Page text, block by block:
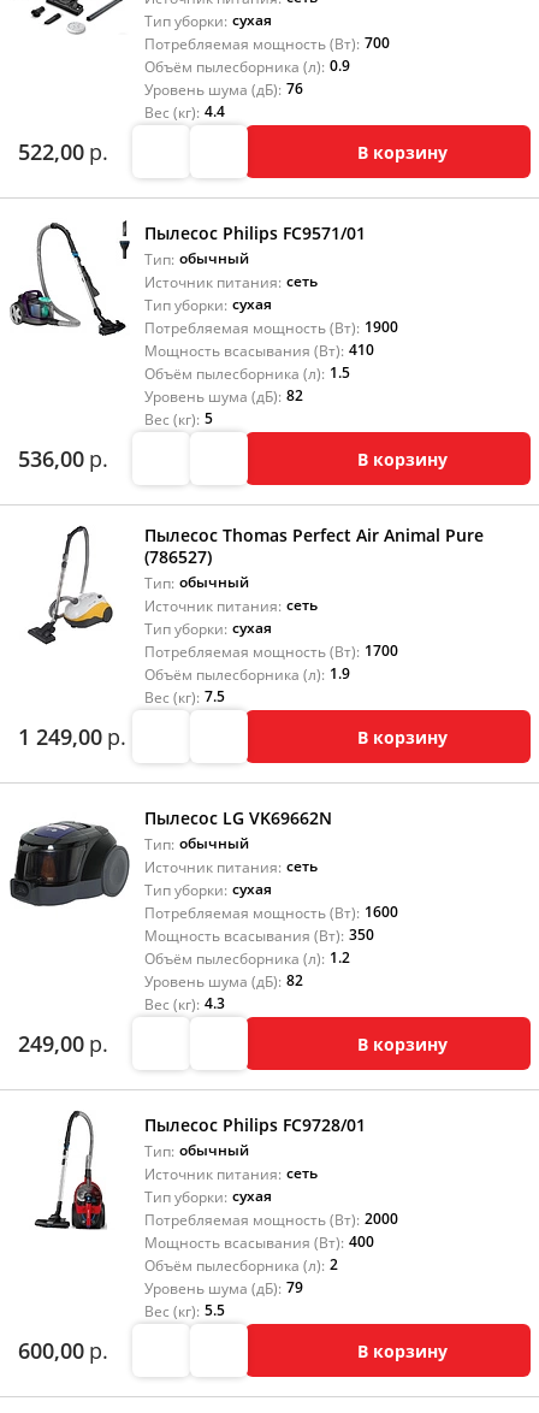
Тип уборки: сухая
Потребляемая мощность (Вт): 700
Объём пылесборника (л): 0.9
Уровень шума (дБ): 76
Вес (кг): 4.4
522,00 р. В корзину
Пылесос Philips FC9571/01
Тип: обычный
Источник питания: сеть
Тип уборки: сухая
Потребляемая мощность (Вт): 1900
Мощность всасывания (Вт): 410
Объём пылесборника (л): 1.5
Уровень шума (дБ): 82
Вес (кг): 5
536,00 р. В корзину
Пылесос Thomas Perfect Air Animal Pure
(786527)
Тип: обычный
Источник питания: сеть
Тип уборки: сухая
Потребляемая мощность (Вт): 1700
Объём пылесборника (л): 1.9
Вес (кг): 7.5
1 249,00 р. В корзину
Пылесос LG VK69662N
Тип: обычный
Источник питания: сеть
Тип уборки: сухая
Потребляемая мощность (Вт): 1600
Мощность всасывания (Вт): 350
Объём пылесборника (л): 1.2
Уровень шума (дБ): 82
Вес (кг): 4.3
249,00 р. В корзину
Пылесос Philips FC9728/01
Тип: обычный
Источник питания: сеть
Тип уборки: сухая
Потребляемая мощность (Вт): 2000
Мощность всасывания (Вт): 400
Объём пылесборника (л): 2
Уровень шума (дБ): 79
Вес (кг): 5.5
600,00 р. В корзину